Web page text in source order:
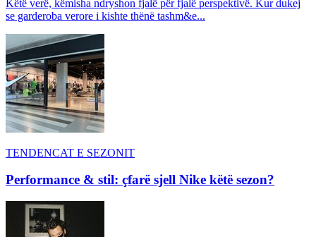
Këtë verë, këmisha ndryshon fjalë për fjalë perspektivë. Kur dukej
se garderoba verore i kishte thënë tashm&e...
TENDENCAT E SEZONIT
Performance & stil: çfarë sjell Nike këtë sezon?